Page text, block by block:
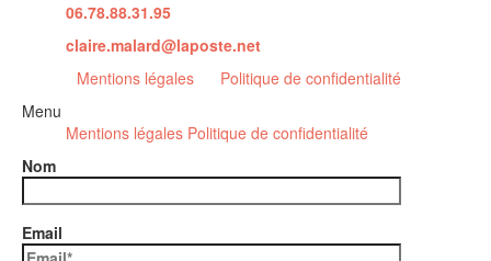
06.78.88.31.95
claire.malard@laposte.net
Mentions légales
Politique de confidentialité
Menu
Mentions légales Politique de confidentialité
Nom
Email